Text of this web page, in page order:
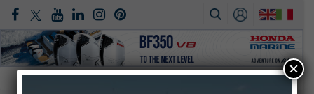
Cannes Yachting Festival 2026: tutte le novità attese a settembre ×